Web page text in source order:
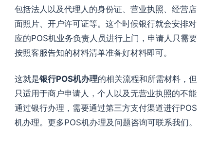
包括法人以及代理人的身份证、营业执照、经营店
面照片、开户许可证等。这个时候银行就会安排对
应的POS机业务负责人员进行上门，申请人只需要
按照客服告知的材料清单准备好材料即可。
这就是银行POS机办理的相关流程和所需材料，但
只适用于商户申请人，个人以及无营业执照的不能
通过银行办理，需要通过第三方支付渠道进行POS
机办理。更多POS机办理及问题咨询可联系我们。